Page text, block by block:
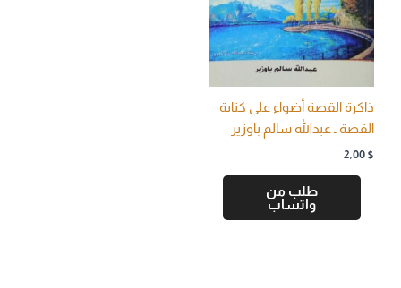
ذاكرة القصة أضواء على كتابة
القصة ـ عبدالله سالم باوزير
2,00 $
طلب من
واتساب